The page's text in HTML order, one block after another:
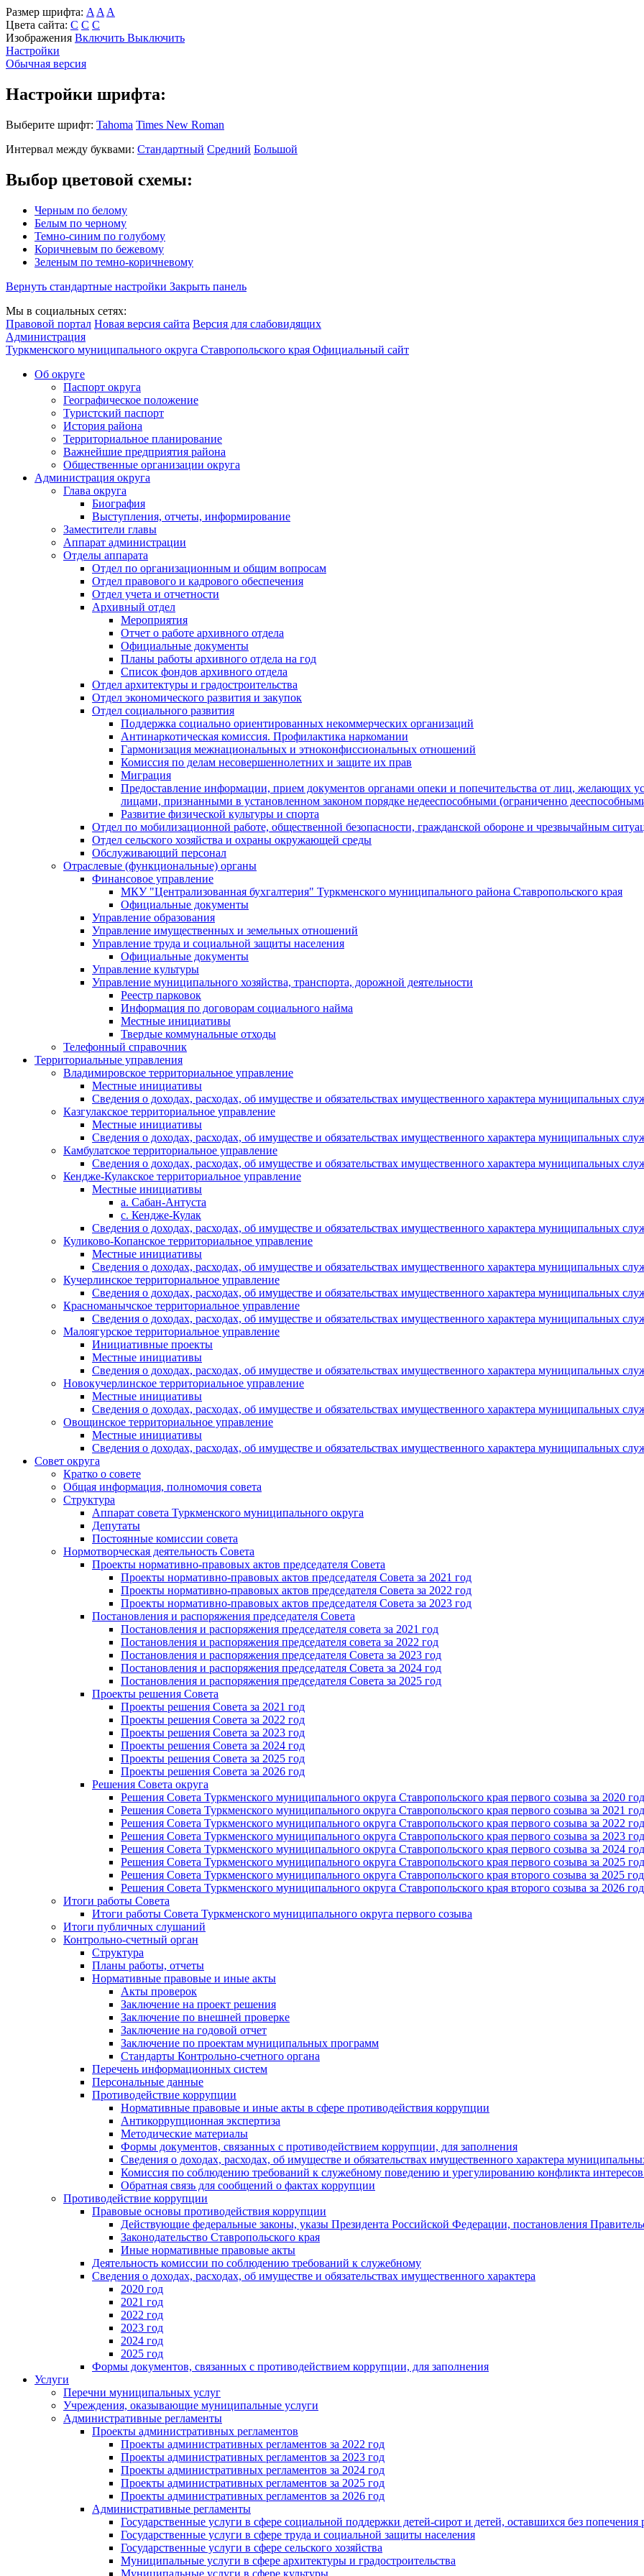
Размер шрифта: A A A
Цвета сайта: С С С
Изображения Включить Выключить
Настройки
Обычная версия
Настройки шрифта:
Выберите шрифт: Tahoma Times New Roman
Интервал между буквами: Стандартный Средний Большой
Выбор цветовой схемы:
Черным по белому
Белым по черному
Темно-синим по голубому
Коричневым по бежевому
Зеленым по темно-коричневому
Вернуть стандартные настройки Закрыть панель
Мы в социальных сетях:
Правовой портал Новая версия сайта Версия для слабовидящих
Администрация
Туркменского муниципального округа Ставропольского края Официальный сайт
Об округе
Паспорт округа
Географическое положение
Туристский паспорт
История района
Территориальное планирование
Важнейшие предприятия района
Общественные организации округа
Администрация округа
Глава округа
Биография
Выступления, отчеты, информирование
Заместители главы
Аппарат администрации
Отделы аппарата
Отдел по организационным и общим вопросам
Отдел правового и кадрового обеспечения
Отдел учета и отчетности
Архивный отдел
Мероприятия
Отчет о работе архивного отдела
Официальные документы
Планы работы архивного отдела на год
Список фондов архивного отдела
Отдел архитектуры и градостроительства
Отдел экономического развития и закупок
Отдел социального развития
Поддержка социально ориентированных некоммерческих организаций
Антинаркотическая комиссия. Профилактика наркомании
Гармонизация межнациональных и этноконфиссиональных отношений
Комиссия по делам несовершеннолетних и защите их прав
Миграция
Предоставление информации, прием документов органами опеки и попечительства от лиц, желающих
лицами, признанными в установленном законом порядке недееспособными (ограниченно
Развитие физической культуры и спорта
Отдел по мобилизационной работе, общественной безопасности, гражданской оборонe и чрезвычайным
Отдел сельского хозяйства и охраны окружающей среды
Обслуживающий персонал
Отраслевые (функциональные) органы
Финансовое управление
МКУ "Централизованная бухгалтерия" Туркменского муниципального района Ставропольского края
Официальные документы
Управление образования
Управление имущественных и земельных отношений
Управление труда и социальной защиты населения
Официальные документы
Управление культуры
Управление муниципального хозяйства, транспорта, дорожной деятельности
Реестр парковок
Информация по договорам социального найма
Местные инициативы
Твердые коммунальные отходы
Телефонный справочник
Территориальные управления
Владимировское территориальное управление
Местные инициативы
Сведения о доходах, расходах, об имуществе и обязательствах имущественного характера муниципальных
Казгулакское территориальное управление
Местные инициативы
Сведения о доходах, расходах, об имуществе и обязательствах имущественного характера муниципальных
Камбулатское территориальное управление
Сведения о доходах, расходах, об имуществе и обязательствах имущественного характера муниципальных
Кендже-Кулакское территориальное управление
Местные инициативы
а. Сабан-Антуста
с. Кендже-Кулак
Сведения о доходах, расходах, об имуществе и обязательствах имущественного характера муниципальных
Куликово-Копанское территориальное управление
Местные инициативы
Сведения о доходах, расходах, об имуществе и обязательствах имущественного характера муниципальных
Кучерлинское территориальное управление
Сведения о доходах, расходах, об имуществе и обязательствах имущественного характера муниципальных
Красноманычское территориальное управление
Сведения о доходах, расходах, об имуществе и обязательствах имущественного характера муниципальных
Малоягурское территориальное управление
Инициативные проекты
Местные инициативы
Сведения о доходах, расходах, об имуществе и обязательствах имущественного характера муниципальных
Новокучерлинское территориальное управление
Местные инициативы
Сведения о доходах, расходах, об имуществе и обязательствах имущественного характера муниципальных
Овощинское территориальное управление
Местные инициативы
Сведения о доходах, расходах, об имуществе и обязательствах имущественного характера муниципальных
Совет округа
Кратко о совете
Общая информация, полномочия совета
Структура
Аппарат совета Туркменского муниципального округа
Депутаты
Постоянные комиссии совета
Нормотворческая деятельность Совета
Проекты нормативно-правовых актов председателя Cовета
Проекты нормативно-правовых актов председателя Cовета за 2021 год
Проекты нормативно-правовых актов председателя Cовета за 2022 год
Проекты нормативно-правовых актов председателя Cовета за 2023 год
Постановления и распоряжения председателя Cовета
Постановления и распоряжения председателя совета за 2021 год
Постановления и распоряжения председателя совета за 2022 год
Постановления и распоряжения председателя Cовета за 2023 год
Постановления и распоряжения председателя Cовета за 2024 год
Постановления и распоряжения председателя Cовета за 2025 год
Проекты решения Cовета
Проекты решения Совета за 2021 год
Проекты решения Совета за 2022 год
Проекты решения Cовета за 2023 год
Проекты решения Совета за 2024 год
Проекты решения Совета за 2025 год
Проекты решения Совета за 2026 год
Решения Совета округа
Решения Совета Туркменского муниципального округа Ставропольского края первого созыва за 2020 год
Решения Совета Туркменского муниципального округа Ставропольского края первого созыва за 2021 год
Решения Совета Туркменского муниципального округа Ставропольского края первого созыва за 2022 год
Решения Совета Туркменского муниципального округа Ставропольского края первого созыва за 2023 год
Решения Совета Туркменского муниципального округа Ставропольского края первого созыва за 2024 год
Решения Совета Туркменского муниципального округа Ставропольского края первого созыва за 2025 год
Решения Совета Туркменского муниципального округа Ставропольского края второго созыва за 2025 год
Решения Совета Туркменского муниципального округа Ставропольского края второго созыва за 2026 год
Итоги работы Совета
Итоги работы Совета Туркменского муниципального округа первого созыва
Итоги публичных слушаний
Контрольно-счетный орган
Структура
Планы работы, отчеты
Нормативные правовые и иные акты
Акты проверок
Заключение на проект решения
Заключение по внешней проверке
Заключение на годовой отчет
Заключение по проектам муниципальных программ
Стандарты Контрольно-счетного органа
Перечень информационных систем
Персональные данные
Противодействие коррупции
Нормативные правовые и иные акты в сфере противодействия коррупции
Антикоррупционная экспертиза
Методические материалы
Формы документов, связанных с противодействием коррупции, для заполнения
Сведения о доходах, расходах, об имуществе и обязательствах имущественного характера
Комиссия по соблюдению требований к служебному поведению и урегулированию конфликта интересов
Обратная связь для сообщений о фактах коррупции
Противодействие коррупции
Правовые основы противодействия коррупции
Действующие федеральные законы, указы Президента Российской Федерации, постановления
Законодательство Ставропольского края
Иные нормативные правовые акты
Деятельность комиссии по соблюдению требований к служебному
Сведения о доходах, расходах, об имуществе и обязательствах имущественного характера
2020 год
2021 год
2022 год
2023 год
2024 год
2025 год
Формы документов, связанных с противодействием коррупции, для заполнения
Услуги
Перечни муниципальных услуг
Учреждения, оказывающие муниципальные услуги
Административные регламенты
Проекты административных регламентов
Проекты административных регламентов за 2022 год
Проекты административных регламентов за 2023 год
Проекты административных регламентов за 2024 год
Проекты административных регламентов за 2025 год
Проекты административных регламентов за 2026 год
Административные регламенты
Государственные услуги в сфере социальной поддержки детей-сирот и детей, оставшихся без попечения
Государственные услуги в сфере труда и социальной защиты населения
Государственные услуги в сфере сельского хозяйства
Муниципальные услуги в сфере архитектуры и градостроительства
Муниципальные услуги в сфере культуры